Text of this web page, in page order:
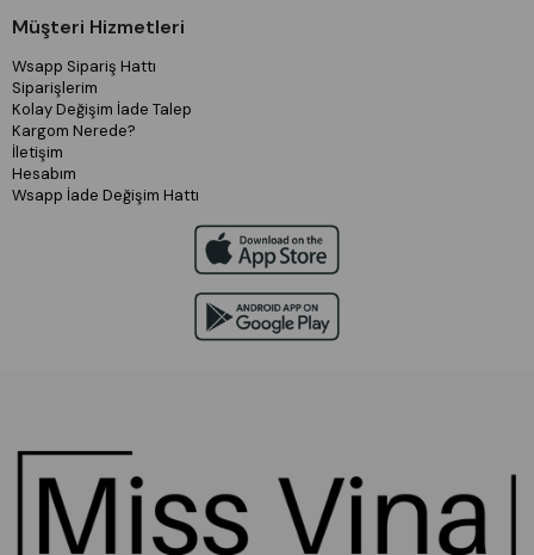
Müşteri Hizmetleri
Wsapp Sipariş Hattı
Siparişlerim
Kolay Değişim İade Talep
Kargom Nerede?
İletişim
Hesabım
Wsapp İade Değişim Hattı